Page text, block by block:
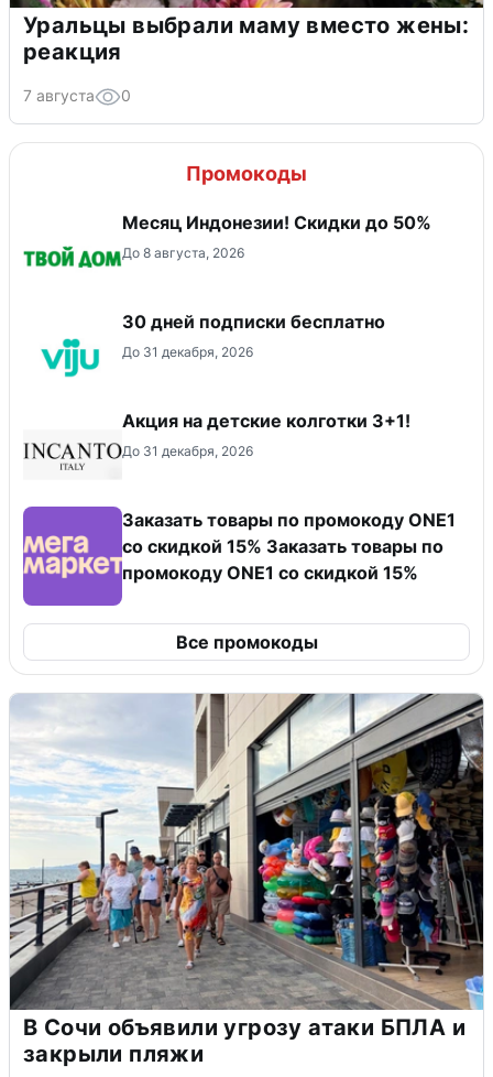
Уральцы выбрали маму вместо жены:
реакция
7 августа 0
Промокоды
Месяц Индонезии! Скидки до 50%
До 8 августа, 2026
30 дней подписки бесплатно
До 31 декабря, 2026
Акция на детские колготки 3+1!
До 31 декабря, 2026
Заказать товары по промокоду ONE1
со скидкой 15% Заказать товары по
промокоду ONE1 со скидкой 15%
Все промокоды
В Сочи объявили угрозу атаки БПЛА и
закрыли пляжи